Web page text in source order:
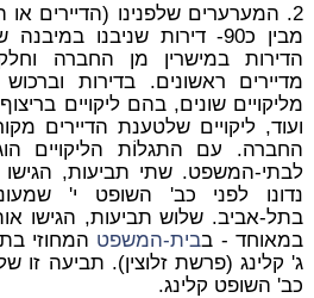
מבין כ90- דירות שניבנו
הדירות במישרין מן החברה
מדיירים ראשונים. בדירות
מליקויים שונים, בהם ליקויים
ועוד, ליקויים שלטענת הדיירים
החברה. עם התגלוֹת הליקויים
לבתי-המשפט. שתי תביעות, הגישו
נדונו לפני כב' השופט י'
במאוחד - בבית-המשפט המחוזי
ג' קלינג (פרשת זלוצין). תביעה זו
כב' השופט קלינג.